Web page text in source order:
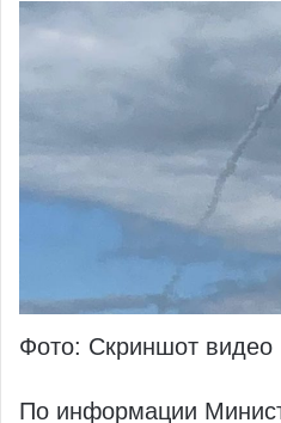
Фото: Скриншот видео
По информации